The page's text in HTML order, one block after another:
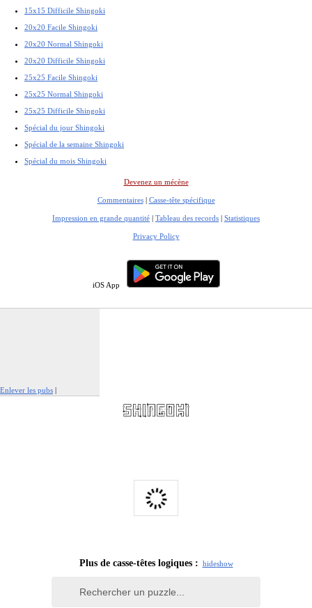
15x15 Difficile Shingoki
20x20 Facile Shingoki
20x20 Normal Shingoki
20x20 Difficile Shingoki
25x25 Facile Shingoki
25x25 Normal Shingoki
25x25 Difficile Shingoki
Spécial du jour Shingoki
Spécial de la semaine Shingoki
Spécial du mois Shingoki
Devenez un mécène
Commentaires| Casse-tête spécifique
Impression en grande quantité | Tableau des records | Statistiques
Privacy Policy
iOS App
Enlever les pubs |
Plus de casse-têtes logiques : hideshow